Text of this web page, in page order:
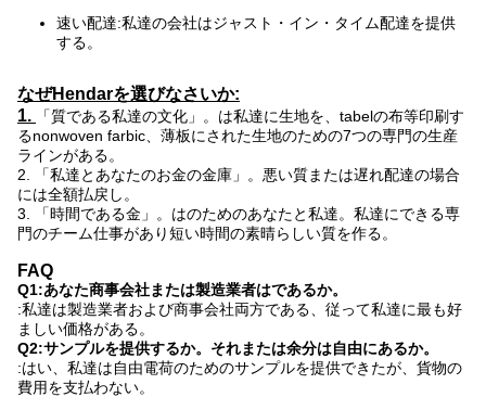
速い配達:私達の会社はジャスト・イン・タイム配達を提供
する。
なぜHendarを選びなさいか:
1.
「質である私達の文化」。は私達に生地を、tabelの布等印刷す
るnonwoven farbic、薄板にされた生地のための7つの専門の生産
ラインがある。
2. 「私達とあなたのお金の金庫」。悪い質または遅れ配達の場合
には全額払戻し。
3. 「時間である金」。はのためのあなたと私達。私達にできる専
門のチーム仕事があり短い時間の素晴らしい質を作る。
FAQ
Q1:あなた商事会社または製造業者はであるか。
:私達は製造業者および商事会社両方である、従って私達に最も好
ましい価格がある。
Q2:サンプルを提供するか。それまたは余分は自由にあるか。
:はい、私達は自由電荷のためのサンプルを提供できたが、貨物の
費用を支払わない。